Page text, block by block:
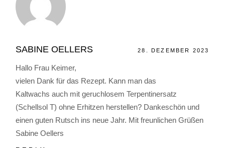
SABINE OELLERS 28. DEZEMBER 2023
Hallo Frau Keimer,
vielen Dank für das Rezept. Kann man das
Kaltwachs auch mit geruchlosem Terpentinersatz
(Schellsol T) ohne Erhitzen herstellen? Dankeschön und
einen guten Rutsch ins neue Jahr. Mit freunlichen Grüßen
Sabine Oellers